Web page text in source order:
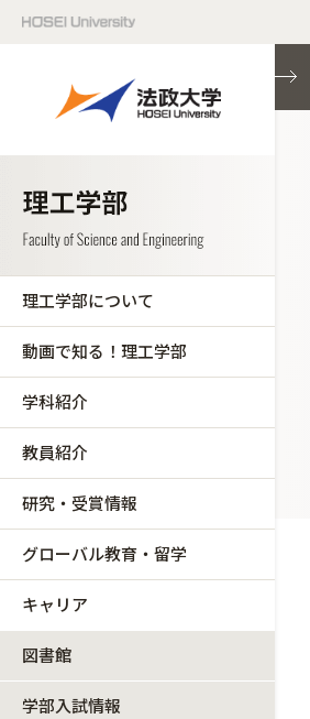
理工学部について
動画で知る！理工学部
学科紹介
教員紹介
研究・受賞情報
グローバル教育・留学
キャリア
図書館
学部入試情報